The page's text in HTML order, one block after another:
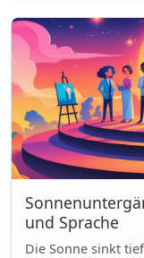
und Sprache
Die Sonne sinkt